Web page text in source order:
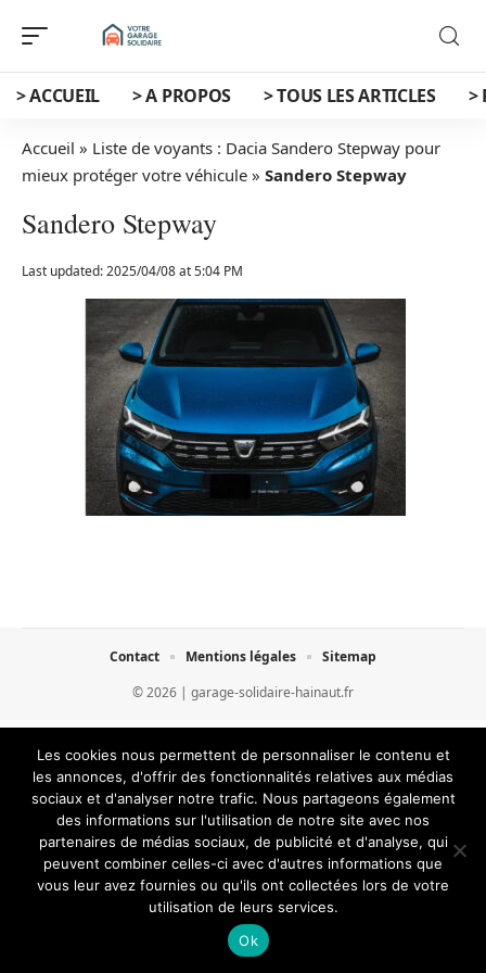
> ACCUEIL > A PROPOS > TOUS LES ARTICLES >
Accueil » Liste de voyants : Dacia Sandero Stepway pour
mieux protéger votre véhicule » Sandero Stepway
Sandero Stepway
Last updated: 2025/04/08 at 5:04 PM
© 2026 | garage-solidaire-hainaut.fr
Contact Mentions légales Sitemap
Les cookies nous permettent de personnaliser le contenu et
les annonces, d'offrir des fonctionnalités relatives aux médias
sociaux et d'analyser notre trafic. Nous partageons également
des informations sur l'utilisation de notre site avec nos
partenaires de médias sociaux, de publicité et d'analyse, qui
peuvent combiner celles-ci avec d'autres informations que
vous leur avez fournies ou qu'ils ont collectées lors de votre
utilisation de leurs services.
Ok